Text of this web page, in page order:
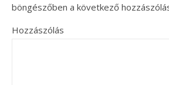
böngészőben a következő
Hozzászólás